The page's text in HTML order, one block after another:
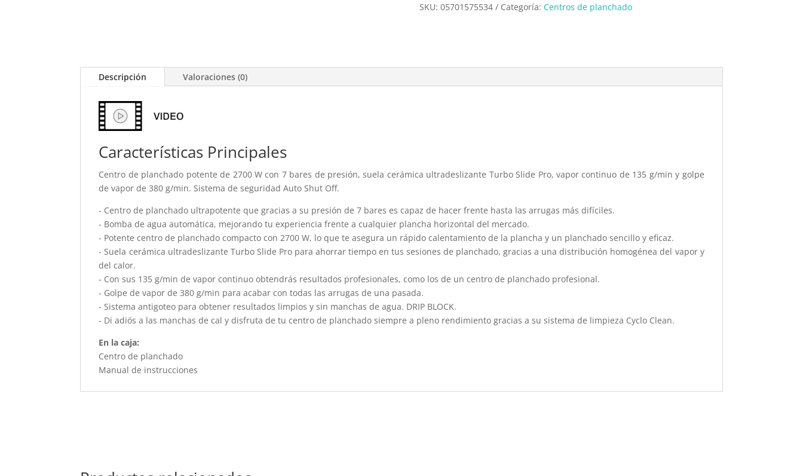
SKU: 05701575534 Categoría: Centros de planchado
Descripción Valoraciones (0)
Características Principales
Centro de planchado potente de 2700 W con 7 bares de presión, suela cerámica ultradeslizante Turbo Slide Pro, vapor continuo de 135 g/min y golpe
de vapor de 380 g/min. Sistema de seguridad Auto Shut Off.
- Centro de planchado ultrapotente que gracias a su presión de 7 bares es capaz de hacer frente hasta las arrugas más difíciles.
- Bomba de agua automática, mejorando tu experiencia frente a cualquier plancha horizontal del mercado.
- Potente centro de planchado compacto con 2700 W, lo que te asegura un rápido calentamiento de la plancha y un planchado sencillo y eficaz.
- Suela cerámica ultradeslizante Turbo Slide Pro para ahorrar tiempo en tus sesiones de planchado, gracias a una distribución homogénea del vapor y
del calor.
- Con sus 135 g/min de vapor continuo obtendrás resultados profesionales, como los de un centro de planchado profesional.
- Golpe de vapor de 380 g/min para acabar con todas las arrugas de una pasada.
- Sistema antigoteo para obtener resultados limpios y sin manchas de agua. DRIP BLOCK.
- Di adiós a las manchas de cal y disfruta de tu centro de planchado siempre a pleno rendimiento gracias a su sistema de limpieza Cyclo Clean.
En la caja:
Centro de planchado
Manual de instrucciones